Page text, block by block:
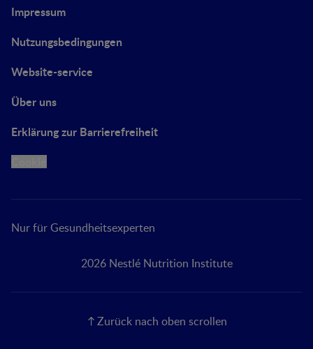
Impressum
Nutzungsbedingungen
Website-service
Über uns
Erklärung zur Barrierefreiheit
Nur für Gesundheitsexperten
2026 Nestlé Nutrition Institute
Zurück nach oben scrollen